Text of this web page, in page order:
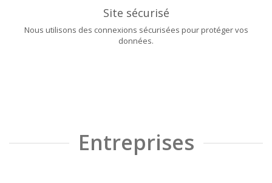
Site sécurisé
Nous utilisons des connexions sécurisées pour protéger vos
données.
Entreprises